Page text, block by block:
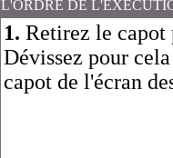
L'ORDRE DE
1. Retirez le
Dévissez pour
capot de l'écran